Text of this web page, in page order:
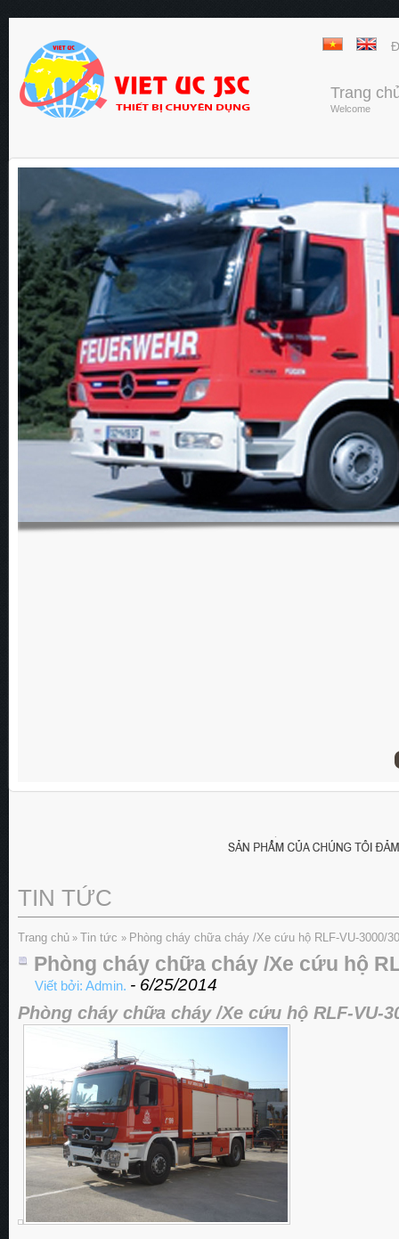
Trang
Welcome
TIN TỨC
Trang chủ » Tin tức » Phòng cháy chữa cháy /Xe cứu hộ RLF-VU-3000/
Phòng cháy chữa cháy /Xe cứu hộ
Viết bởi: Admin. - 6/25/2014
Phòng cháy chữa cháy /Xe cứu hộ RLF-VU-